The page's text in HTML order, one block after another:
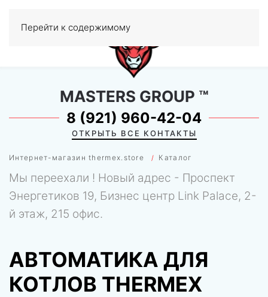
Перейти к содержимому
0
Интернет-магазин thermex.store Каталог
MASTERS GROUP ™
8 (921) 960-42-04
ОТКРЫТЬ ВСЕ КОНТАКТЫ
Мы переехали ! Новый адрес - Проспект
Энергетиков 19, Бизнес центр Link Palace, 2-
й этаж, 215 офис.
АВТОМАТИКА ДЛЯ
КОТЛОВ THERMEX